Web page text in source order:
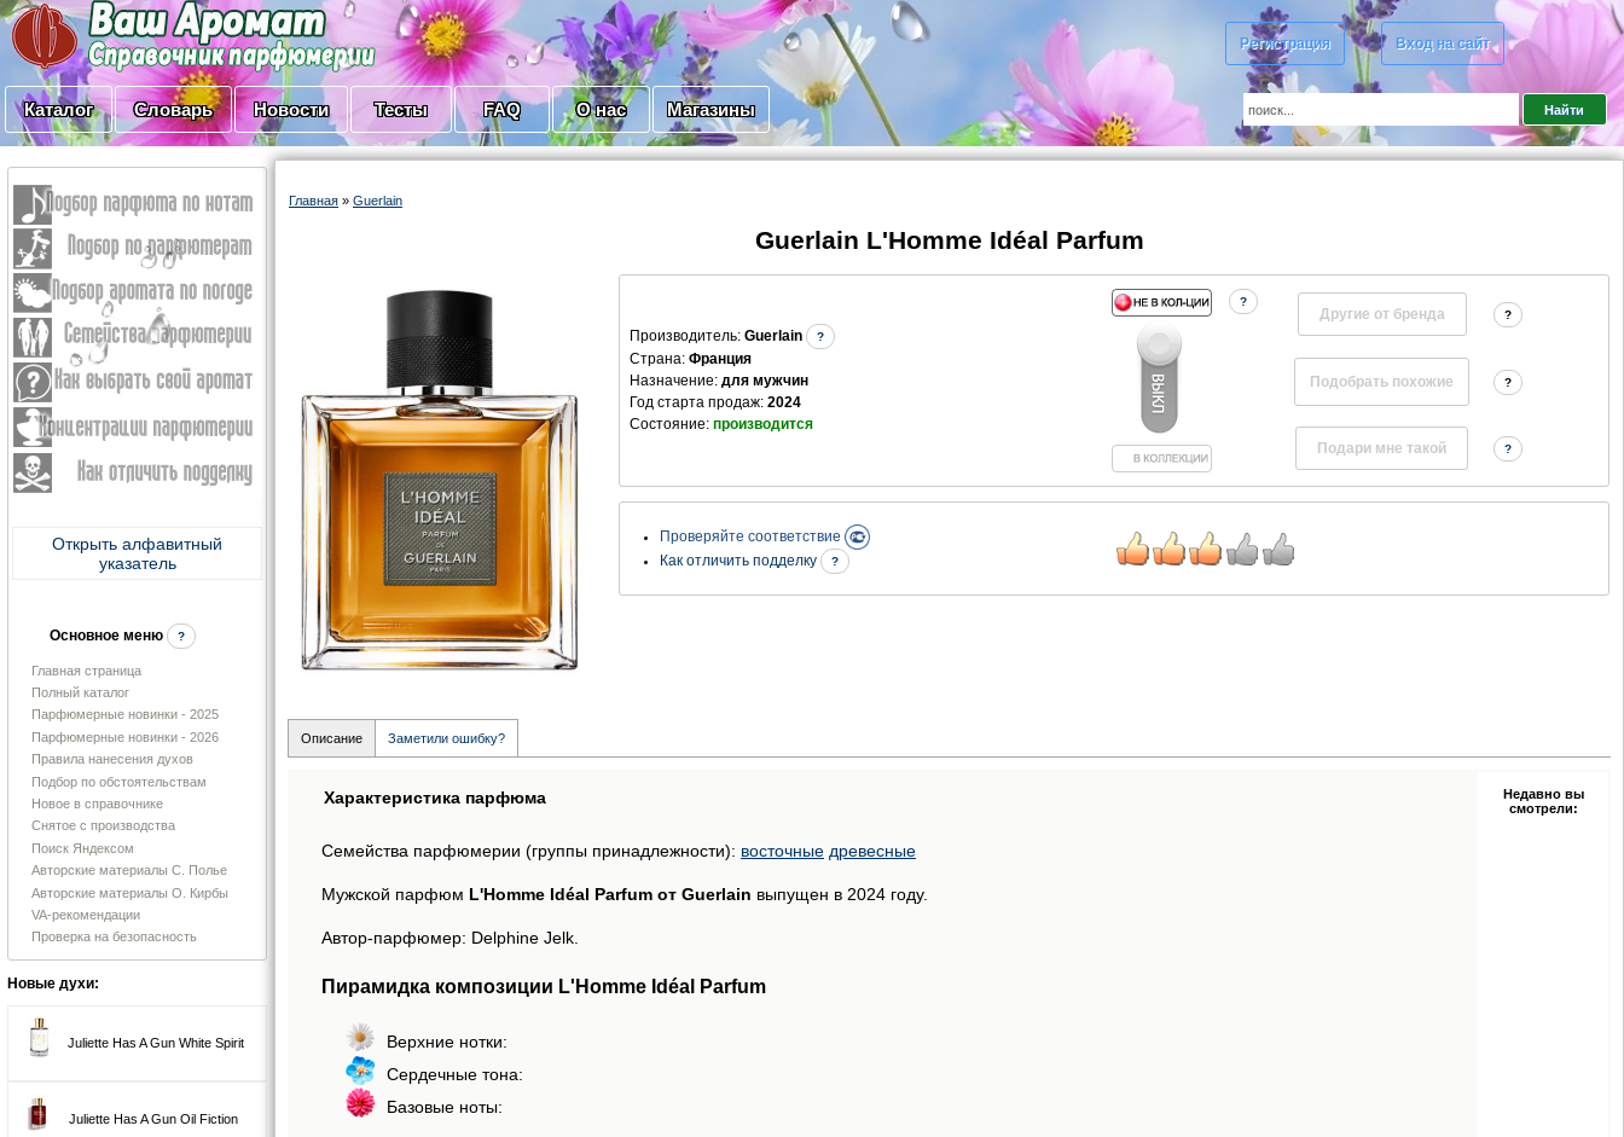
Регистрация Вход на сайт
Каталог Словарь Новости Тесты FAQ О нас Магазины
Открыть алфавитный
указатель
Основное меню ?
Главная страница
Полный каталог
Парфюмерные новинки - 2025
Парфюмерные новинки - 2026
Правила нанесения духов
Подбор по обстоятельствам
Новое в справочнике
Снятое с производства
Поиск Яндексом
Авторские материалы С. Полье
Авторские материалы О. Кирбы
VA-рекомендации
Проверка на безопасность
Новые духи:
Juliette Has A Gun White Spirit
Juliette Has A Gun Oil Fiction
Главная » Guerlain
Guerlain L'Homme Idéal Parfum
Производитель: Guerlain ?
Страна: Франция
Назначение: для мужчин
Год старта продаж: 2024
Состояние: производится
?
Другие от бренда ?
?
?
Проверяйте соответствие
Как отличить подделку
?
Описание Заметили ошибку?
Характеристика парфюма
Семейства парфюмерии (группы принадлежности): восточные древесные
Мужской парфюм L'Homme Idéal Parfum от Guerlain выпущен в 2024 году.
Автор-парфюмер: Delphine Jelk.
Пирамидка композиции L'Homme Idéal Parfum
Верхние нотки:
Сердечные тона:
Базовые ноты:
Недавно вы
смотрели: